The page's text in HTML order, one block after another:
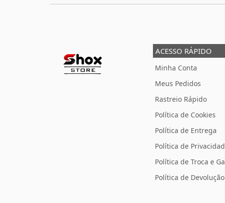
ACESSO RÁPIDO
Minha Conta
Meus Pedidos
Rastreio Rápido
Política de Cookies
Política de Entrega
Política de
Política de Troca e
Política de